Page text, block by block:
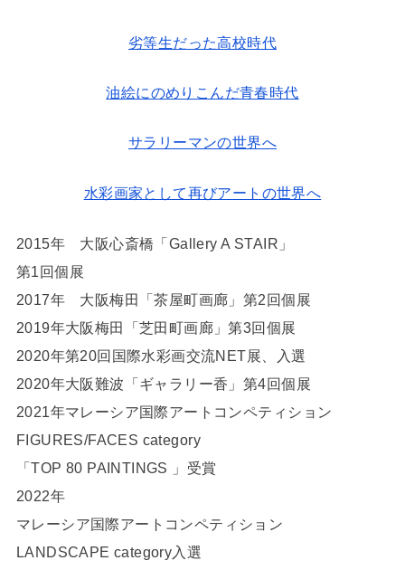
劣等生だった高校時代
油絵にのめりこんだ青春時代
サラリーマンの世界へ
水彩画家として再びアートの世界へ
2015年 大阪心斎橋「Gallery A STAIR」
第1回個展
2017年 大阪梅田「茶屋町画廊」第2回個展
2019年大阪梅田「芝田町画廊」第3回個展
2020年第20回国際水彩画交流NET展、入選
2020年大阪難波「ギャラリー香」第4回個展
2021年マレーシア国際アートコンペティション
FIGURES/FACES category
「TOP 80 PAINTINGS 」受賞
2022年
マレーシア国際アートコンペティション
LANDSCAPE category入選